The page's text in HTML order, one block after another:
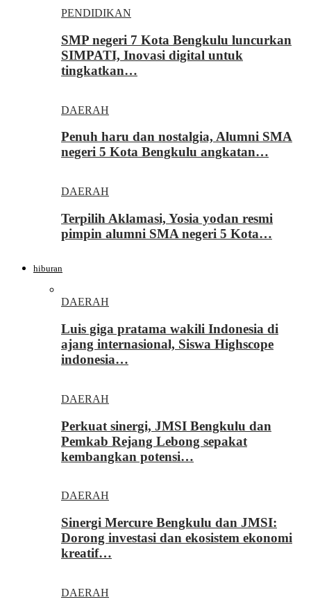
PENDIDIKAN
SMP negeri 7 Kota Bengkulu luncurkan
SIMPATI, Inovasi digital untuk
tingkatkan…
DAERAH
Penuh haru dan nostalgia, Alumni SMA
negeri 5 Kota Bengkulu angkatan…
DAERAH
Terpilih Aklamasi, Yosia yodan resmi
pimpin alumni SMA negeri 5 Kota…
hiburan
DAERAH
Luis giga pratama wakili Indonesia di
ajang internasional, Siswa Highscope
indonesia…
DAERAH
Perkuat sinergi, JMSI Bengkulu dan
Pemkab Rejang Lebong sepakat
kembangkan potensi…
DAERAH
Sinergi Mercure Bengkulu dan JMSI:
Dorong investasi dan ekosistem ekonomi
kreatif…
DAERAH